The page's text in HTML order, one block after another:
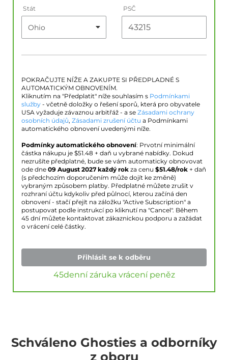
Stát PSČ
POKRAČUJTE NÍŽE A ZAKUPTE SI PŘEDPLADNÉ S
AUTOMATICKÝM OBNOVENÍM.
Kliknutím na "Předplatit" níže souhlasím s Podmínkami
služby - včetně doložky o řešení sporů, která pro obyvatele
USA vyžaduje závaznou arbitřáž - a se Zásadami ochrany
osobních údajů, Zásadami zrušení účtu a Podmínkami
automatického obnovení uvedenými níže.
Podmínky automatického obnovení: Prvotní minimální
částka nákupu je $51.48 + daň u vybrané nabídky. Dokud
nezrušíte předplatné, bude se vám automaticky obnovovat
ode dne 09 August 2027 každý rok za cenu $51.48/rok + daň
(s předchozím doporučením může dojít ke změně)
vybraným způsobem platby. Předplatné můžete zrušit v
rozhraní účtu kdykoliv před půlnocí, kterou začíná den
obnovení - stačí přejít na záložku "Active Subscription" a
postupovat podle instrukcí po kliknutí na "Cancel". Během
45 dní můžete kontaktovat zákaznickou podporu a zažádat
o vrácení celé částky.
Přihlásit se k odběru
45denní záruka vrácení peněz
Schváleno Ghosties a odborníky
z oboru